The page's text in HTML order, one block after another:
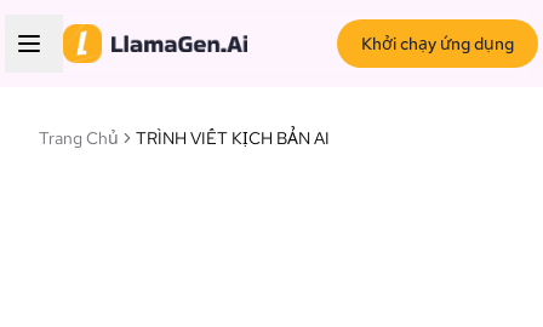
Khởi chạy ứng dụng
Trang Chủ TRÌNH VIẾT KỊCH BẢN AI